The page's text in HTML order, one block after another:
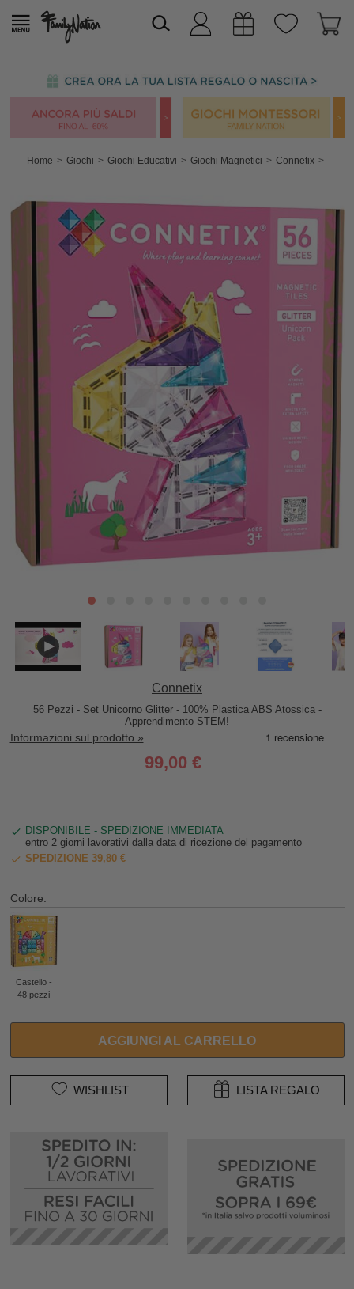
Home Giochi Giochi Educativi Giochi Magnetici Connetix
Connetix
56 Pezzi - Set Unicorno Glitter - 100% Plastica ABS Atossica -
Apprendimento STEM!
Informazioni sul prodotto »
99,00 €
DISPONIBILE - SPEDIZIONE IMMEDIATA
entro 2 giorni lavorativi dalla data di ricezione del pagamento
SPEDIZIONE 39,80 €
Colore:
Castello -
48 pezzi
AGGIUNGI AL CARRELLO
WISHLIST LISTA REGALO